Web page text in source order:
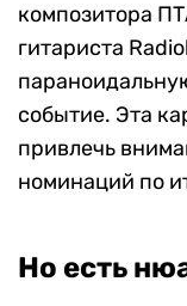
композитора
гитариста
событие. Эта
привлечь
номинаций по
Но есть